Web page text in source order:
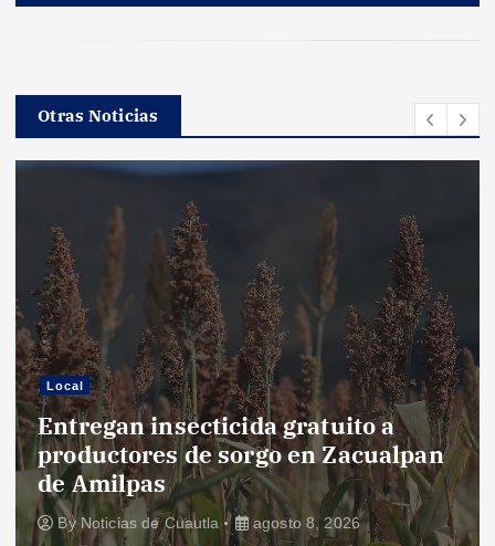
Otras Noticias
Local
Entregan insecticida gratuito a
productores de sorgo en Zacualpan
de Amilpas
By Noticias de Cuautla agosto 8, 2026